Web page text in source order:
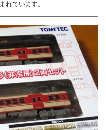
れています。